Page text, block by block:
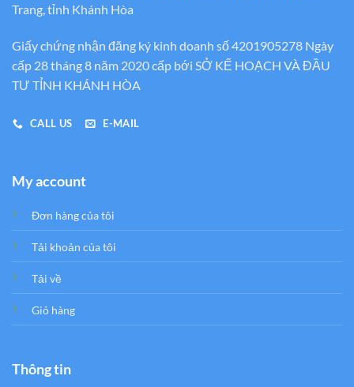
Trang, tỉnh Khánh Hòa
Giấy chứng nhận đăng ký kinh doanh số 4201905278 Ngày
cấp 28 tháng 8 năm 2020 cấp bới SỞ KẾ HOẠCH VÀ ĐẦU
TƯ TỈNH KHÁNH HÒA
CALL US E-MAIL
My account
Đơn hàng của tôi
Tải khoản của tôi
Tải về
Giỏ hàng
Thông tin